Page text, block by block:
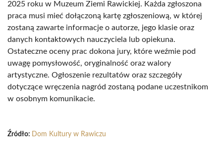
2025 roku w Muzeum Ziemi Rawickiej. Każda zgłoszona
praca musi mieć dołączoną kartę zgłoszeniową, w której
zostaną zawarte informacje o autorze, jego klasie oraz
danych kontaktowych nauczyciela lub opiekuna.
Ostateczne oceny prac dokona jury, które weźmie pod
uwagę pomysłowość, oryginalność oraz walory
artystyczne. Ogłoszenie rezultatów oraz szczegóły
dotyczące wręczenia nagród zostaną podane uczestnikom
w osobnym komunikacie.
Źródło: Dom Kultury w Rawiczu